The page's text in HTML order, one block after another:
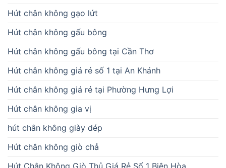
Hút chân không gạo lứt
Hút chân không gấu bông
Hút chân không gấu bông tại Cần Thơ
Hút chân không giá rẻ số 1 tại An Khánh
Hút chân không giá rẻ tại Phường Hưng Lợi
Hút chân không gia vị
hút chân không giày dép
Hút chân không giò chả